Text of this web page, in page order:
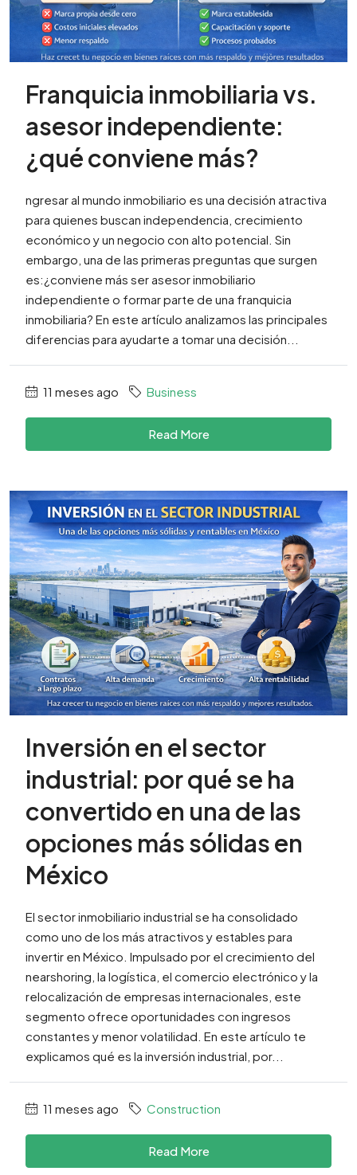
Franquicia inmobiliaria vs.
asesor independiente:
¿qué conviene más?
ngresar al mundo inmobiliario es una decisión atractiva
para quienes buscan independencia, crecimiento
económico y un negocio con alto potencial. Sin
embargo, una de las primeras preguntas que surgen
es:¿conviene más ser asesor inmobiliario
independiente o formar parte de una franquicia
inmobiliaria? En este artículo analizamos las principales
diferencias para ayudarte a tomar una decisión...
11 meses ago Business
Read More
Inversión en el sector
industrial: por qué se ha
convertido en una de las
opciones más sólidas en
México
El sector inmobiliario industrial se ha consolidado
como uno de los más atractivos y estables para
invertir en México. Impulsado por el crecimiento del
nearshoring, la logística, el comercio electrónico y la
relocalización de empresas internacionales, este
segmento ofrece oportunidades con ingresos
constantes y menor volatilidad. En este artículo te
explicamos qué es la inversión industrial, por...
11 meses ago Construction
Read More